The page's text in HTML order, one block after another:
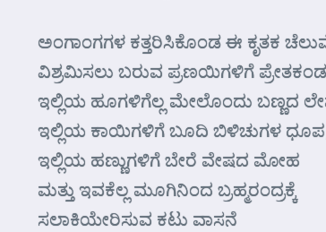
ಅಂಗಾಂಗಗಳ ಕತ್ತರಿಸಿಕೊಂಡ ಈ ಕೃತಕ
ವಿಶ್ರಮಿಸಲು ಬರುವ ಪ್ರಣಯಿಗಳಿಗೆ
ಇಲ್ಲಿಯ ಹೂಗಳಿಗೆಲ್ಲ ಮೇಲೊಂದು ಬಣ್ಣದ
ಇಲ್ಲಿಯ ಕಾಯಿಗಳಿಗೆ ಬೂದಿ ಬಿಳಿಚುಗಳ
ಇಲ್ಲಿಯ ಹಣ್ಣುಗಳಿಗೆ ಬೇರೆ ವೇಷದ ಮೋಹ
ಮತ್ತು ಇವಕೆಲ್ಲ ಮೂಗಿನಿಂದ ಬ್ರಹ್ಮರಂದ್ರಕ್ಕೆ
ಸಲಾಕಿಯೇರಿಸುವ ಕಟು ವಾಸನೆ